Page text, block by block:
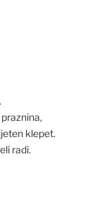
klepet.
radi.